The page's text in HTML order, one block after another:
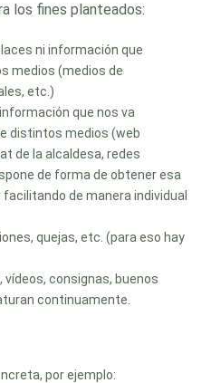
los fines planteados:
ni información que
medios (medios de
etc.)
que nos va
distintos medios (web
de la alcaldesa, redes
de forma de obtener esa
de manera individual
quejas, etc. (para eso hay
vídeos, consignas, buenos
continuamente.
por ejemplo: